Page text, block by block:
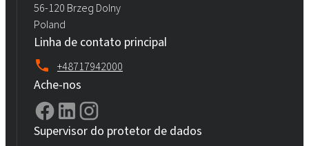
56-120 Brzeg Dolny
Poland
Linha de contato principal
+48717942000
Ache-nos
Supervisor do protetor de dados